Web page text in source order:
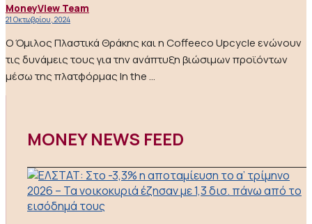
MoneyView Team
21 Οκτωβρίου, 2024
O Όμιλος Πλαστικά Θράκης και η Coffeeco Upcycle ενώνουν
τις δυνάμεις τους για την ανάπτυξη βιώσιμων προϊόντων
μέσω της πλατφόρμας In the ...
MONEY NEWS FEED